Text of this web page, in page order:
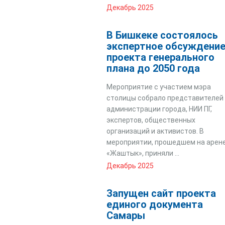
Декабрь 2025
В Бишкеке состоялось
экспертное обсуждение
проекта генерального
плана до 2050 года
Мероприятие с участием мэра
столицы собрало представителей
администрации города, НИИ ПГ,
экспертов, общественных
организаций и активистов. В
мероприятии, прошедшем на
«Жаштык», приняли ...
Декабрь 2025
Запущен сайт проекта
единого документа
Самары